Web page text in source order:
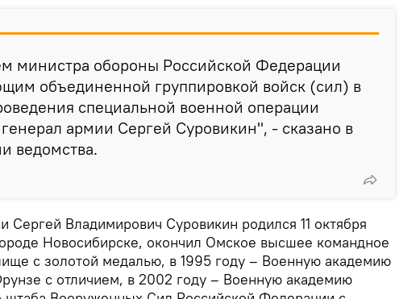
министра обороны Российской Федерации
объединенной группировкой войск (сил) в
специальной военной операции
армии Сергей Суровикин", - сказано в
ведомства.
Сергей Владимирович Суровикин родился 11 октября
Новосибирске, окончил Омское высшее командное
с золотой медалью, в 1995 году – Военную академию
с отличием, в 2002 году – Военную академию